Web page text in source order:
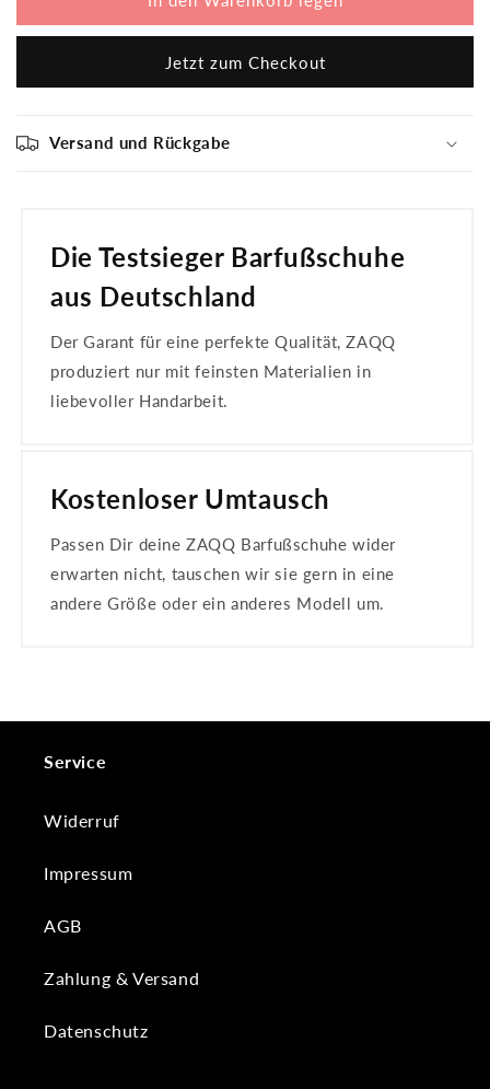
BRIQ
BRIQ
Black
Jetzt zum Checkout
Versand und Rückgabe
Die Testsieger Barfußschuhe
aus Deutschland
Der Garant für eine perfekte Qualität, ZAQQ
produziert nur mit feinsten Materialien in
liebevoller Handarbeit.
Kostenloser Umtausch
Passen Dir deine ZAQQ Barfußschuhe wider
erwarten nicht, tauschen wir sie gern in eine
andere Größe oder ein anderes Modell um.
Service
Widerruf
Impressum
AGB
Zahlung & Versand
Datenschutz